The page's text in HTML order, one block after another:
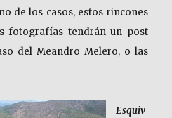
de los casos, estos rincones
fotografías tendrán un post
del Meandro Melero, o las
Esquiv